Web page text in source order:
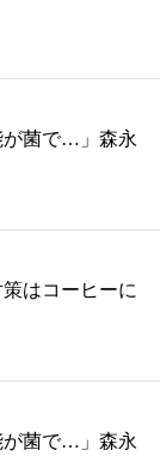
が菌で…」森永
はコーヒーに
が菌で…」森永